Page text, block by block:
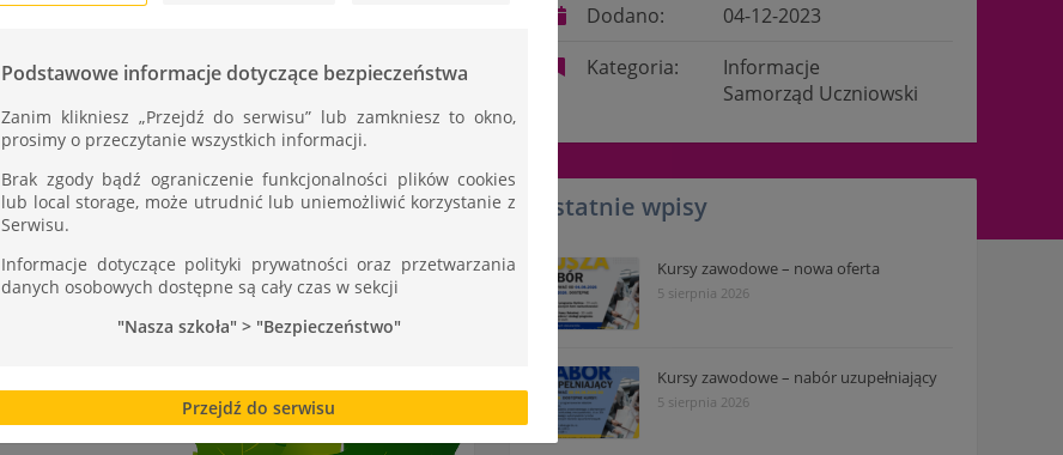
Dodano:
04-12-2023
Kategoria:
Informacje
Samorząd Uczniowski
Ostatnie wpisy
Kursy zawodowe – nowa oferta
5 sierpnia 2026
Kursy zawodowe – nabór uzupełniający
5 sierpnia 2026
Podstawowe informacje dotyczące bezpieczeństwa
Zanim klikniesz „Przejdź do serwisu” lub zamkniesz to okno,
prosimy o przeczytanie wszystkich informacji.
Brak zgody bądź ograniczenie funkcjonalności plików cookies
lub local storage, może utrudnić lub uniemożliwić korzystanie z
Serwisu.
Informacje dotyczące polityki prywatności oraz przetwarzania
danych osobowych dostępne są cały czas w sekcji
"Nasza szkoła" > "Bezpieczeństwo"
Przejdź do serwisu